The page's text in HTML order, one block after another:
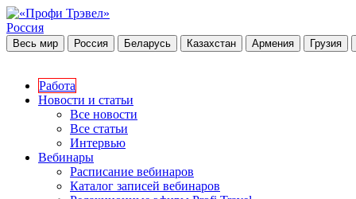
Россия
Весь мир Россия Беларусь Казахстан Армения Грузия
Работа
Новости и статьи
Все новости
Все статьи
Интервью
Вебинары
Расписание вебинаров
Каталог записей вебинаров